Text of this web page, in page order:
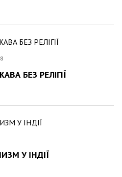
БЕЗ РЕЛІГІЇ
У ІНДІЇ